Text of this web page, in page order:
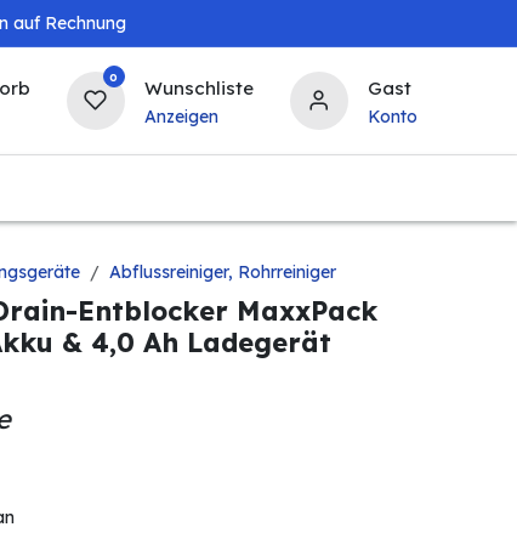
auf Rechnung
0 Wunschliste
Anzeigen
Gast
Konto
Abflussreiniger, Rohrreiniger
Entblocker MaxxPack
& 4,0 Ah Ladegerät